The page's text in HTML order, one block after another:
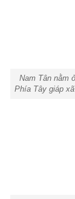
Nam Tân nằm
Phía Tây giáp